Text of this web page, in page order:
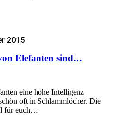
2015
Elefanten sind…
eine hohe Intelligenz
oft in Schlammlöcher. Die
für euch…